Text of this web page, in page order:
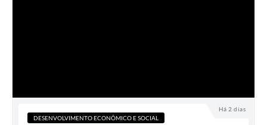
Há 2 dias
DESENVOLVIMENTO ECONÔMICO E SOCIAL